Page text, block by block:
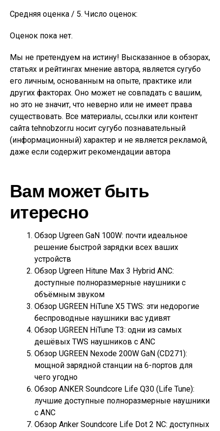
Средняя оценка / 5. Число оценок:
Оценок пока нет.
Мы не претендуем на истину! Высказанное в обзорах,
статьях и рейтингах мнение автора, является сугубо
его личным, основанным на опыте, практике или
других факторах. Оно может не совпадать с вашим,
но это не значит, что неверно или не имеет права
существовать. Все материалы, ссылки или контент
сайта tehnobzor.ru носит сугубо познавательный
(информационный) характер и не является рекламой,
даже если содержит рекомендации автора
Вам может быть
итересно
Обзор Ugreen GaN 100W: почти идеальное
решение быстрой зарядки всех ваших
устройств
Обзор Ugreen Hitune Max 3 Hybrid ANC:
доступные полноразмерные наушники с
объёмным звуком
Обзор UGREEN HiTune X5 TWS: эти недорогие
беспроводные наушники вас удивят
Обзор UGREEN HiTune T3: одни из самых
дешёвых TWS наушников c ANC
Обзор UGREEN Nexode 200W GaN (CD271):
мощной зарядной станции на 6-портов для
чего угодно
Обзор ANKER Soundcore Life Q30 (Life Tune):
лучшие доступные полноразмерные наушники
с ANC
Обзор Anker Soundcore Life Dot 2 NC: доступных